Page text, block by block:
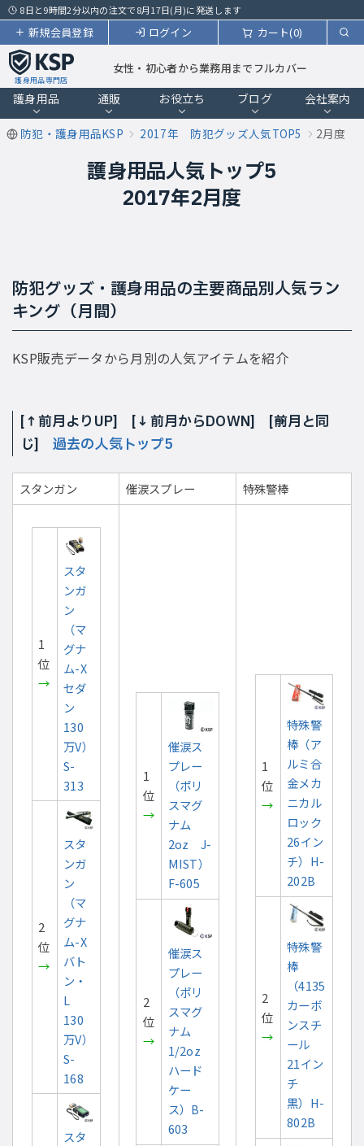
8日と9時間2分以内の注文で8月17日(月)に発送します
カート(0)
ログイン
新規会員登録
護身用品専門店
女性・初心者から業務用までフルカバー
護身用品 通販 お役立ち ブログ 会社案内
防犯・護身用品KSP 2017年 防犯グッズ人気TOP5 2月度
護身用品人気トップ5
2017年2月度
防犯グッズ・護身用品の主要商品別人気ラン
キング（月間）
KSP販売データから月別の人気アイテムを紹介
[↑前月よりUP] [↓ 前月からDOWN] [前月と同
じ]過去の人気トップ5
スタンガン 催涙スプレー 特殊警棒
1
位
→
スタ
ンガ
ン
（マ
グナ
ム-X
セダ
ン
130
万V）
S-
313
2
位
→
スタ
ンガ
ン
（マ
グナ
ム-X
バト
ン・
L
130
万V）
S-
168
スタ
1
位
→
催涙ス
プレー
（ポリ
スマグ
ナム
2oz J-
MIST）
F-605
2
位
→
催涙ス
プレー
（ポリ
スマグ
ナム
1/2oz
ハード
ケー
ス）B-
603
1
位
→
特殊警
棒（ア
ルミ合
金メカ
ニカル
ロック
26イン
チ）H-
202B
2
位
→
特殊警
棒
（4135
カーボ
ンスチ
ール
21イン
チ
黒）H-
802B